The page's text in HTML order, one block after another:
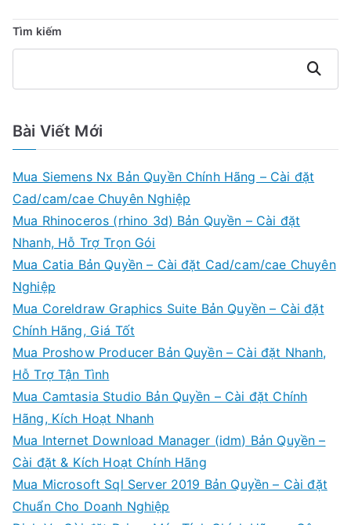
Tìm kiếm
Tìm
kiếm
Bài Viết Mới
Mua Siemens Nx Bản Quyền Chính Hãng – Cài đặt
Cad/cam/cae Chuyên Nghiệp
Mua Rhinoceros (rhino 3d) Bản Quyền – Cài đặt
Nhanh, Hỗ Trợ Trọn Gói
Mua Catia Bản Quyền – Cài đặt Cad/cam/cae Chuyên
Nghiệp
Mua Coreldraw Graphics Suite Bản Quyền – Cài đặt
Chính Hãng, Giá Tốt
Mua Proshow Producer Bản Quyền – Cài đặt Nhanh,
Hỗ Trợ Tận Tình
Mua Camtasia Studio Bản Quyền – Cài đặt Chính
Hãng, Kích Hoạt Nhanh
Mua Internet Download Manager (idm) Bản Quyền –
Cài đặt & Kích Hoạt Chính Hãng
Mua Microsoft Sql Server 2019 Bản Quyền – Cài đặt
Chuẩn Cho Doanh Nghiệp